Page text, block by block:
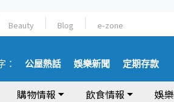
Beauty Blog e-zone
： 公屋熱話 娛樂新聞 定期存款
購物情報 飲食情報 娛樂